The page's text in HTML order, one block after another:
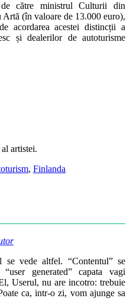
către ministrul Culturii din
(în valoare de 13.000 euro),
acordarea acestei distincții a
și dealerilor de autoturisme
al artistei.
, Finlanda
vede altfel. “Contentul” se
generated” capata vagi
Userul, nu are incotro: trebuie
ca, intr-o zi, vom ajunge sa